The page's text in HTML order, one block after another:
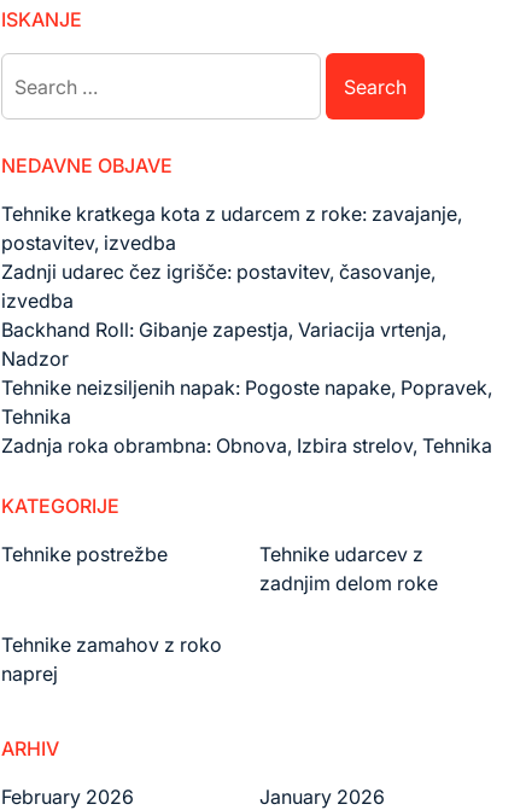
ISKANJE
for:
NEDAVNE OBJAVE
Tehnike kratkega kota z udarcem z roke: zavajanje,
postavitev, izvedba
Zadnji udarec čez igrišče: postavitev, časovanje,
izvedba
Backhand Roll: Gibanje zapestja, Variacija vrtenja,
Nadzor
Tehnike neizsiljenih napak: Pogoste napake, Popravek,
Tehnika
Zadnja roka obrambna: Obnova, Izbira strelov, Tehnika
KATEGORIJE
Tehnike postrežbe
Tehnike udarcev z
zadnjim delom roke
Tehnike zamahov z roko
naprej
ARHIV
February 2026
January 2026